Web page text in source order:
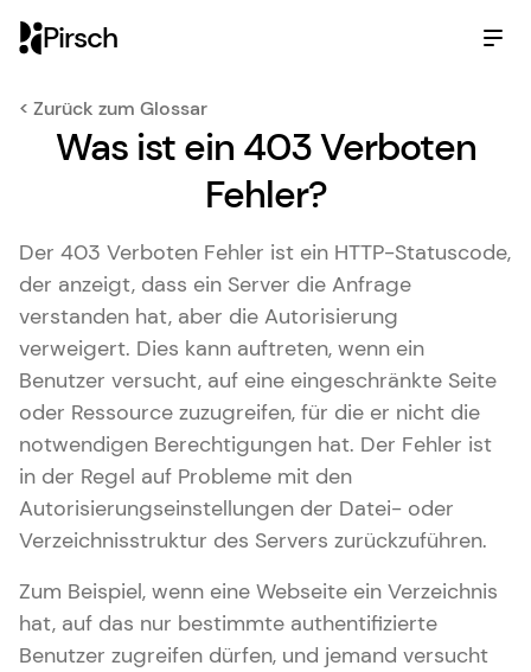
Pirsch
< Zurück zum Glossar
Was ist ein 403 Verboten
Fehler?
Der 403 Verboten Fehler ist ein HTTP-Statuscode,
der anzeigt, dass ein Server die Anfrage
verstanden hat, aber die Autorisierung
verweigert. Dies kann auftreten, wenn ein
Benutzer versucht, auf eine eingeschränkte Seite
oder Ressource zuzugreifen, für die er nicht die
notwendigen Berechtigungen hat. Der Fehler ist
in der Regel auf Probleme mit den
Autorisierungseinstellungen der Datei- oder
Verzeichnisstruktur des Servers zurückzuführen.
Zum Beispiel, wenn eine Webseite ein Verzeichnis
hat, auf das nur bestimmte authentifizierte
Benutzer zugreifen dürfen, und jemand versucht